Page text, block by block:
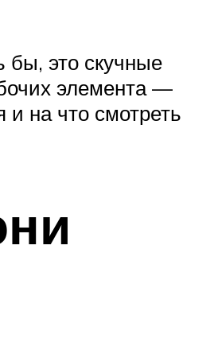
бы, это скучные
элемента —
на что смотреть